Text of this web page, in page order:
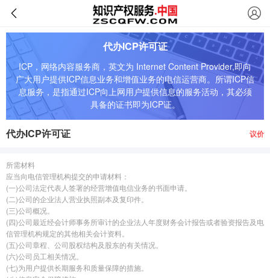
代办ICP许可证
ICP，网络内容服务商，英文为 Internet Content Provider,即向
广大用户提供ICP信息业务和增值业务的电信运营商。所谓ICP信
息服务，是指通过ICP向上网用户提供信息的服务活动，其必须
具备的证书即为ICP证。
代办ICP许可证 议价
所需材料
应当向电信管理机构提交的申请材料：
(一)公司法定代表人签署的经营增值电信业务的书面申请。
(二)公司的企业法人营业执照副本及复印件。
(三)公司概况。
(四)公司最近经会计师事务所审计的企业法人年度财务会计报告或者验资报告及电
信管理机构规定的其他相关会计资料。
(五)公司章程、公司股权结构及股东的有关情况。
(六)公司员工相关情况。
(七)为用户提供长期服务和质量保障的措施。